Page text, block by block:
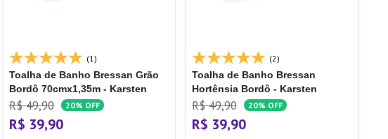
(1)
Toalha de Banho Bressan Grão
Bordô 70cmx1,35m - Karsten
R$ 49,90 20% OFF
R$ 39,90
(2)
Toalha de Banho Bressan
Hortênsia Bordô - Karsten
R$ 49,90 20% OFF
R$ 39,90